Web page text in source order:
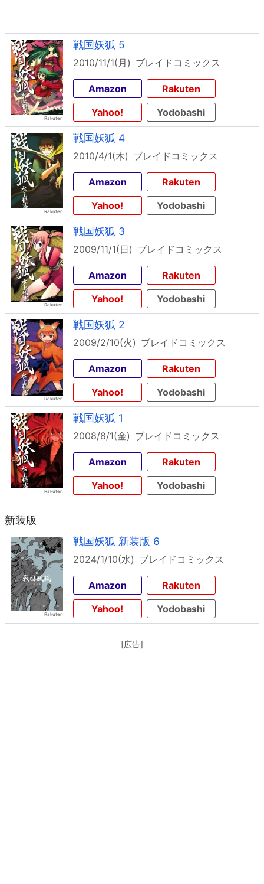
戦国妖狐 5
2010/11/1(月) ブレイドコミックス
Amazon
Rakuten
Yahoo!
Yodobashi
戦国妖狐 4
2010/4/1(木) ブレイドコミックス
Amazon
Rakuten
Yahoo!
Yodobashi
戦国妖狐 3
2009/11/1(日) ブレイドコミックス
Amazon
Rakuten
Yahoo!
Yodobashi
戦国妖狐 2
2009/2/10(火) ブレイドコミックス
Amazon
Rakuten
Yahoo!
Yodobashi
戦国妖狐 1
2008/8/1(金) ブレイドコミックス
Amazon
Rakuten
Yahoo!
Yodobashi
新装版
戦国妖狐 新装版 6
2024/1/10(水) ブレイドコミックス
Amazon
Rakuten
Yahoo!
Yodobashi
[広告]